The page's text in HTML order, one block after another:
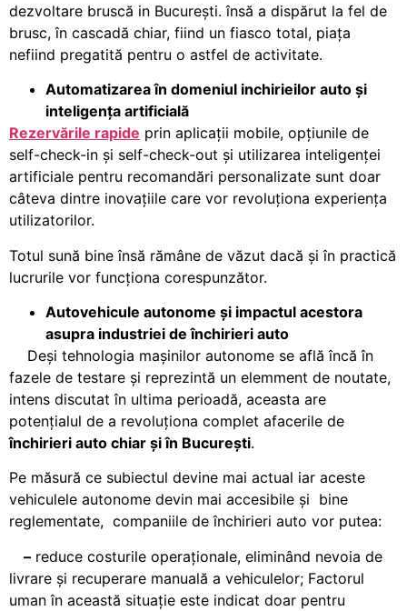
dezvoltare bruscă in București. însă a dispărut la fel de
brusc, în cascadă chiar, fiind un fiasco total, piața
nefiind pregatită pentru o astfel de activitate.
Automatizarea în domeniul inchirieilor auto și
inteligența artificială
Rezervările rapide prin aplicații mobile, opțiunile de
self-check-in și self-check-out și utilizarea inteligenței
artificiale pentru recomandări personalizate sunt doar
câteva dintre inovațiile care vor revoluționa experiența
utilizatorilor.
Totul sună bine însă rămâne de văzut dacă și în practică
lucrurile vor funcționa corespunzător.
Autovehicule autonome și impactul acestora
asupra industriei de închirieri auto
Deși tehnologia mașinilor autonome se află încă în
fazele de testare și reprezintă un elemment de noutate,
intens discutat în ultima perioadă, aceasta are
potențialul de a revoluționa complet afacerile de
închirieri auto chiar și în București.
Pe măsură ce subiectul devine mai actual iar aceste
vehiculele autonome devin mai accesibile și bine
reglementate, companiile de închirieri auto vor putea:
– reduce costurile operaționale, eliminând nevoia de
livrare și recuperare manuală a vehiculelor; Factorul
uman în această situație este indicat doar pentru